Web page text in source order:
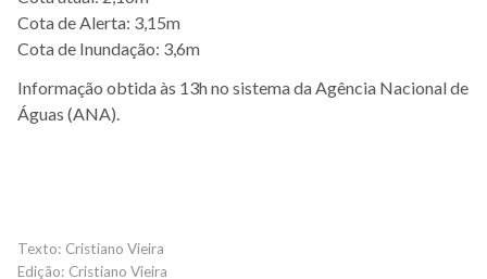
Cota de Alerta: 3,15m
Cota de Inundação: 3,6m
Informação obtida às 13h no sistema da Agência Nacional de
Águas (ANA).
Cristiano Vieira
Cristiano Vieira